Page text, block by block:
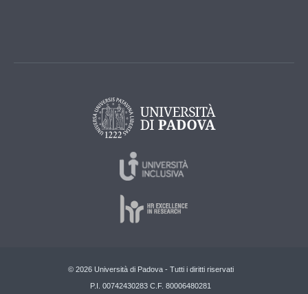
© 2026 Università di Padova - Tutti i diritti riservati
P.I. 00742430283 C.F. 80006480281